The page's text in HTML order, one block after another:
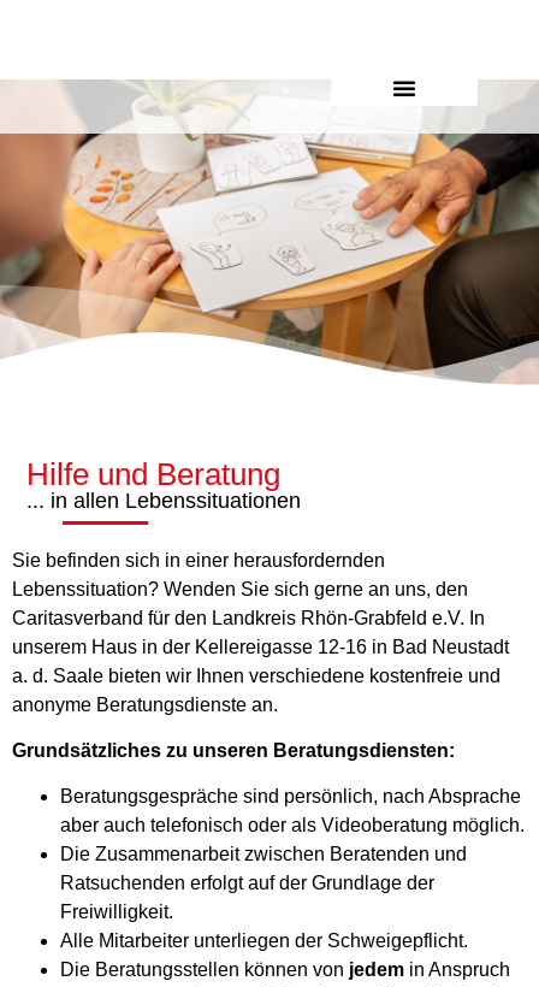
Hilfe und Beratung
... in allen Lebenssituationen
Sie befinden sich in einer herausfordernden
Lebenssituation? Wenden Sie sich gerne an uns, den
Caritasverband für den Landkreis Rhön-Grabfeld e.V. In
unserem Haus in der Kellereigasse 12-16 in Bad Neustadt
a. d. Saale bieten wir Ihnen verschiedene kostenfreie und
anonyme Beratungsdienste an.
Grundsätzliches zu unseren Beratungsdiensten:
Beratungsgespräche sind persönlich, nach Absprache
aber auch telefonisch oder als Videoberatung möglich.
Die Zusammenarbeit zwischen Beratenden und
Ratsuchenden erfolgt auf der Grundlage der
Freiwilligkeit.
Alle Mitarbeiter unterliegen der Schweigepflicht.
Die Beratungsstellen können von jedem in Anspruch